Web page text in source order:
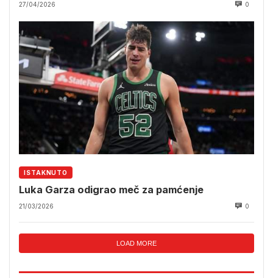
27/04/2026 0
ISTAKNUTO
Luka Garza odigrao meč za pamćenje
21/03/2026 0
LOAD MORE